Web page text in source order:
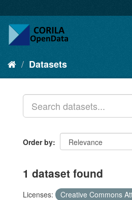
Datasets
Order by
1 dataset found
Licenses: Creative Commons